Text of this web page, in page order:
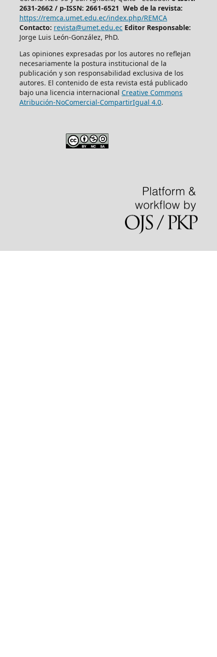
2631-2662 / p-ISSN: 2661-6521 Web de la revista:
https://remca.umet.edu.ec/index.php/REMCA
Contacto: revista@umet.edu.ec Editor Responsable:
Jorge Luis León-González, PhD.
Las opiniones expresadas por los autores no reflejan
necesariamente la postura institucional de la
publicación y son responsabilidad exclusiva de los
autores. El contenido de esta revista está publicado
bajo una licencia internacional Creative Commons
Atribución-NoComercial-CompartirIgual 4.0.